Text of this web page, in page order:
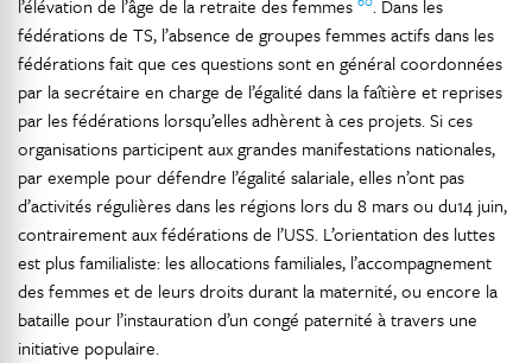
l’élévation de l’âge de la retraite des femmes
. Dans les
fédérations de TS, l’absence de groupes femmes actifs dans les
fédérations fait que ces questions sont en général coordonnées
par la secrétaire en charge de l’égalité dans la faîtière et reprises
par les fédérations lorsqu’elles adhèrent à ces projets. Si ces
organisations participent aux grandes manifestations nationales,
par exemple pour défendre l’égalité salariale, elles n’ont pas
d’activités régulières dans les régions lors du 8 mars ou du14 juin,
contrairement aux fédérations de l’USS. L’orientation des luttes
est plus familialiste: les allocations familiales, l’accompagnement
des femmes et de leurs droits durant la maternité, ou encore la
bataille pour l’instauration d’un congé paternité à travers une
initiative populaire.